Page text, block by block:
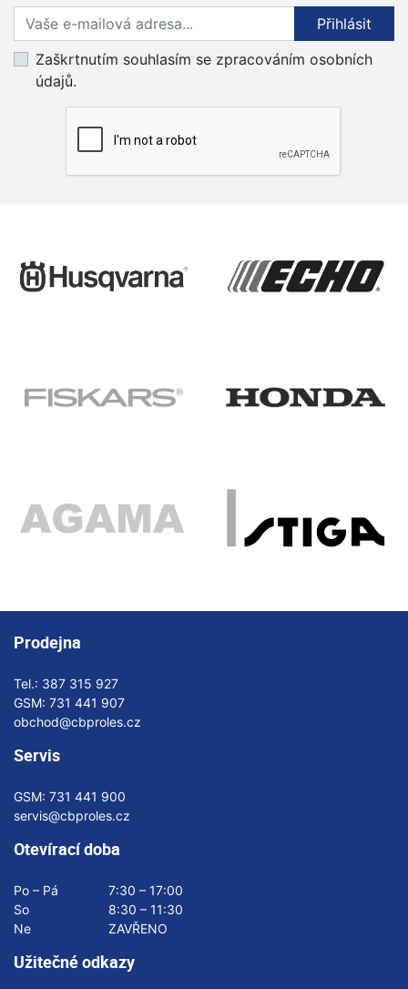
Přihlaste se k odběru novinek
Přihlásit
Zaškrtnutím souhlasím se zpracováním osobních
údajů.
Prodejna
Tel.: 387 315 927
GSM: 731 441 907
obchod@cbproles.cz
Servis
GSM: 731 441 900
servis@cbproles.cz
Otevírací doba
Po – Pá
7:30 – 17:00
So
8:30 – 11:30
Ne
ZAVŘENO
Užitečné odkazy